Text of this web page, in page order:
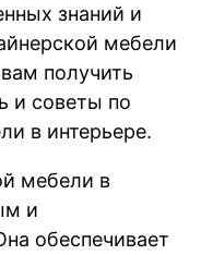
знаний и
мебели
получить
и советы по
в интерьере.
мебели в
и
обеспечивает